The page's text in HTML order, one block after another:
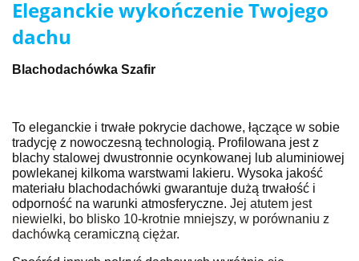
Eleganckie wykończenie Twojego
dachu
Blachodachówka Szafir
To eleganckie i trwałe pokrycie dachowe, łączące w sobie
tradycję z nowoczesną technologią. Profilowana jest z
blachy stalowej dwustronnie ocynkowanej lub aluminiowej
powlekanej kilkoma warstwami lakieru. Wysoka jakość
materiału blachodachówki gwarantuje dużą trwałość i
odporność na warunki atmosferyczne. Jej atutem jest
niewielki, bo blisko 10-krotnie mniejszy, w porównaniu z
dachówką ceramiczną ciężar.